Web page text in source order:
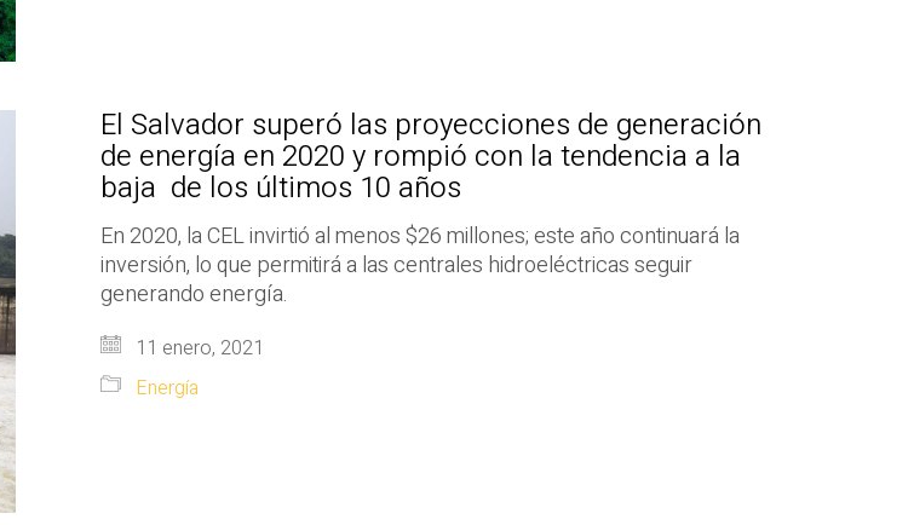
El Salvador superó las proyecciones de generación
de energía en 2020 y rompió con la tendencia a la
baja de los últimos 10 años
En 2020, la CEL invirtió al menos $26 millones; este año continuará la
inversión, lo que permitirá a las centrales hidroeléctricas seguir
generando energía.
11 enero, 2021
Energía